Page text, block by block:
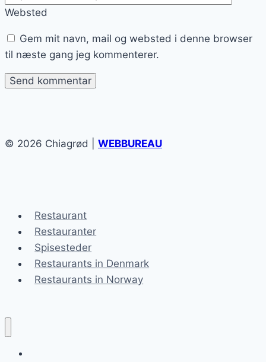
Websted
Gem mit navn, mail og websted i denne browser
til næste gang jeg kommenterer.
© 2026 Chiagrød | WEBBUREAU
Restaurant
Restauranter
Spisesteder
Restaurants in Denmark
Restaurants in Norway